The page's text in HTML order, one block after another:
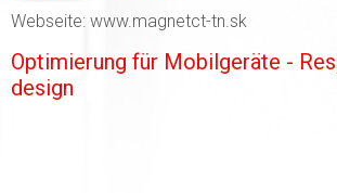
Webseite: www.magnetct-tn.sk
Optimierung für Mobilgeräte -
design